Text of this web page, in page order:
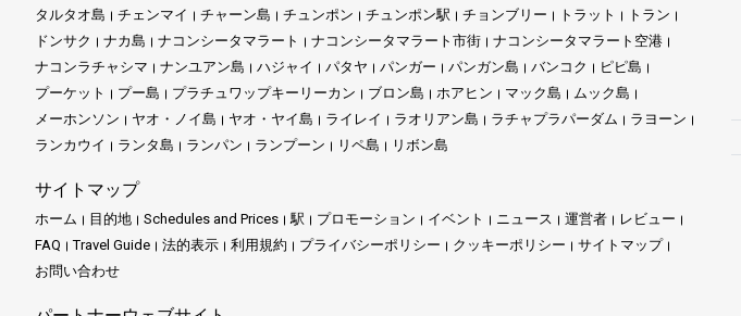
タルタオ島
チェンマイ チャーン島 チュンポン チュンポン駅 チョンブリー トラット
トラン
ドンサク
ナカ島 ナコンシータマラート ナコンシータマラート市街
ナコンシータマラート空港
ナコンラチャシマ
ナンユアン島 ハジャイ パタヤ パンガー パンガン島 バンコク
ピピ島
プーケット
プー島 プラチュワップキーリーカン ブロン島 ホアヒン マック島
ムック島
メーホンソン
ヤオ・ノイ島 ヤオ・ヤイ島 ライレイ ラオリアン島 ラチャプラパーダム
ラヨーン
ランカウイ
ランタ島 ランパン ランプーン リペ島 リボン島
サイトマップ
ホーム 目的地 Schedules and Prices 駅 プロモーション イベント ニュース 運営者
レビュー
FAQ
Travel Guide 法的表示 利用規約 プライバシーポリシー クッキーポリシー
サイトマップ
お問い合わせ